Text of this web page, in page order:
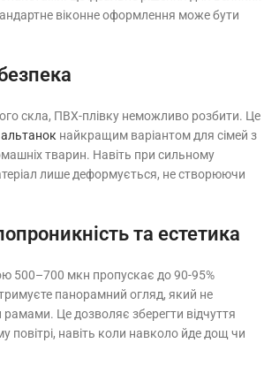
віконне оформлення може бути
скла, ПВХ-плівку неможливо розбити. Це
альтанок найкращим варіантом для сімей з
тварин. Навіть при сильному
лише деформується, не створюючи
та естетика
500–700 мкн пропускає до 90-95%
панорамний огляд, який не
Це дозволяє зберегти відчуття
повітрі, навіть коли навколо йде дощ чи